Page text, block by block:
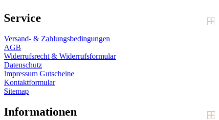
Service
Versand- & Zahlungsbedingungen
AGB
Widerrufsrecht & Widerrufsformular
Datenschutz
Impressum Gutscheine
Kontaktformular
Sitemap
Informationen